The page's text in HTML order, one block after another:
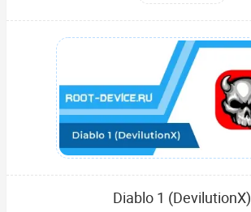
Diablo 1 (DevilutionX)